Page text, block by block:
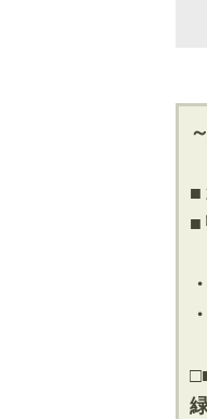
■
■